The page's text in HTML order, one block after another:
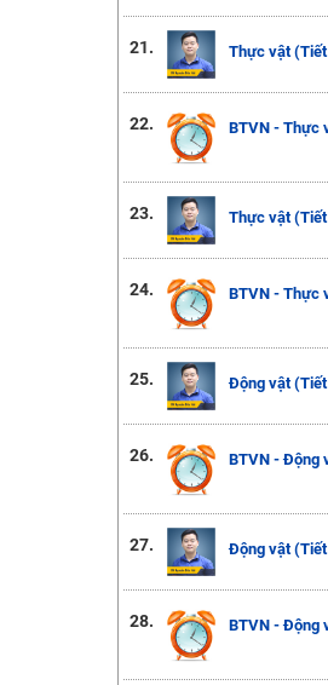
21. Thực vật
22. BTVN - Thực
23. Thực vật
24. BTVN - Thực
25. Động vật
26. BTVN - Động
27. Động vật
28. BTVN - Động